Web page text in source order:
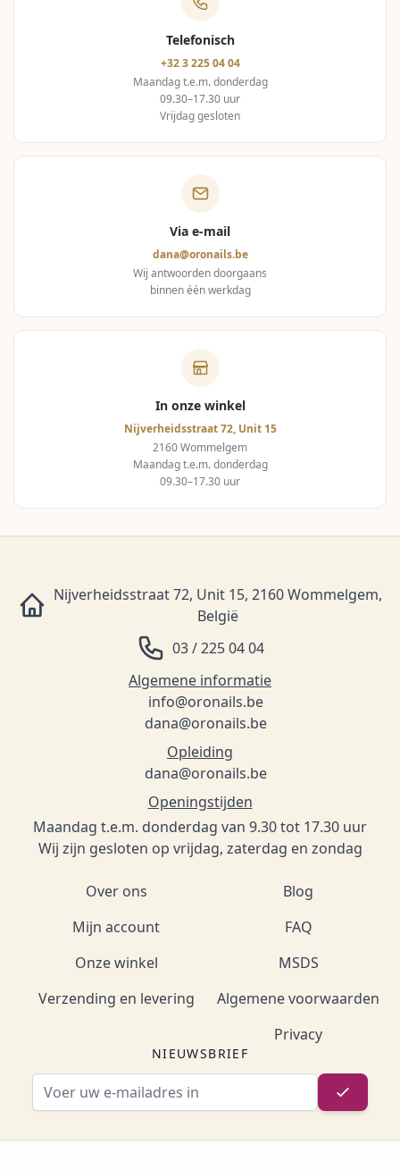
Telefonisch
+32 3 225 04 04
Maandag t.e.m. donderdag
09.30–17.30 uur
Vrijdag gesloten
Via e-mail
dana@oronails.be
Wij antwoorden doorgaans
binnen één werkdag
In onze winkel
Nijverheidsstraat 72, Unit 15
2160 Wommelgem
Maandag t.e.m. donderdag
09.30–17.30 uur
Nijverheidsstraat 72, Unit 15, 2160 Wommelgem,
België
03 / 225 04 04
Algemene informatie
info@oronails.be
dana@oronails.be
Opleiding
dana@oronails.be
Openingstijden
Maandag t.e.m. donderdag van 9.30 tot 17.30 uur
Wij zijn gesloten op vrijdag, zaterdag en zondag
Over ons
Mijn account
Onze winkel
Verzending en levering
Blog
FAQ
MSDS
Algemene voorwaarden
Privacy
NIEUWSBRIEF